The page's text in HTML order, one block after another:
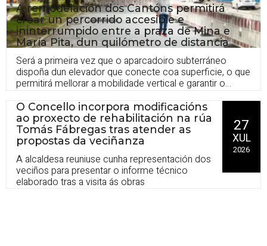
A remodelación dos Cantóns permitirá
crear un percorrido accesible e
ininterrumpido entre a praza de Mina e
María Pita, dun quilómetro de distancia
Será a primeira vez que o aparcadoiro subterráneo
dispoña dun elevador que conecte coa superficie, o que
permitirá mellorar a mobilidade vertical e garantir o
27
XUL
2026
O Concello incorpora modificacións
ao proxecto de rehabilitación na rúa
Tomás Fábregas tras atender as
propostas da veciñanza
A alcaldesa reuniuse cunha representación dos
veciños para presentar o informe técnico
elaborado tras a visita ás obras